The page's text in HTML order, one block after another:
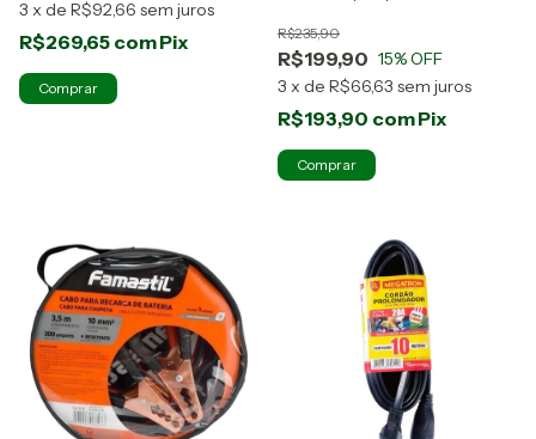
3 x de R$92,66 sem juros
R$269,65 comPix
R$199,90
R$235,90
15% OFF
3 x de R$66,63 sem juros
R$193,90 comPix